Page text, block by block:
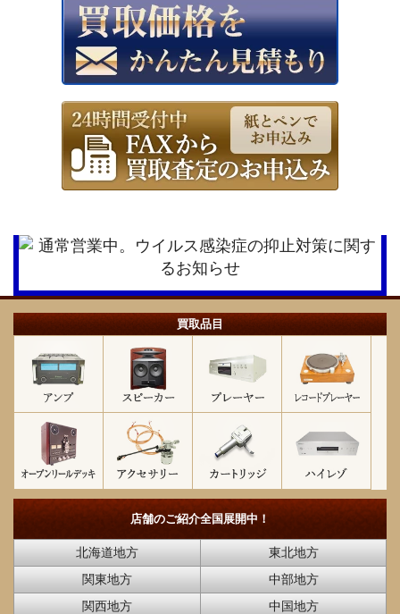
買取品目
店舗のご紹介全国展開中！
北海道地方
東北地方
関東地方
中部地方
関西地方
中国地方